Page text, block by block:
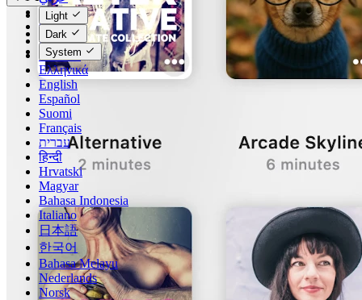
Català
Čeština
Dansk
Deutsch
Ελληνικά
English
Español
Suomi
Français
עברית
हिन्दी
Hrvatski
Magyar
Bahasa Indonesia
Italiano
日本語
한국어
Bahasa Melayu
Nederlands
Norsk
Light
Dark
System